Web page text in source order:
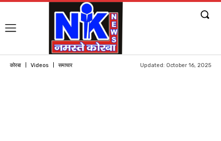
कोरबा Videos समाचार Updated: October 16, 2025